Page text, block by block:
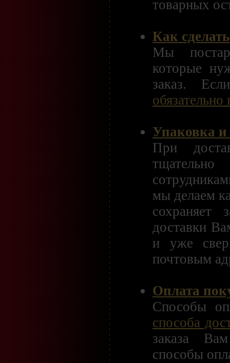
товарных
Как
Мы
которые
заказ.
Упаковка
При
мы делаем
сохраняет
доставки
и уже
почтовым
Оплата
Способы
способа
заказа
способы